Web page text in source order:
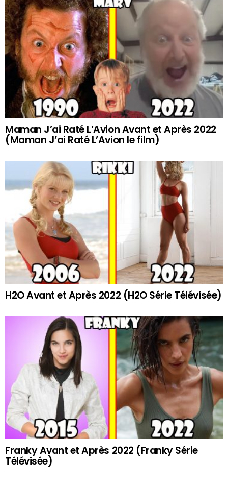
Maman J’ai Raté L’Avion Avant et Après 2022
(Maman J’ai Raté L’Avion le film)
H2O Avant et Après 2022 (H2O Série Télévisée)
Franky Avant et Après 2022 (Franky Série
Télévisée)